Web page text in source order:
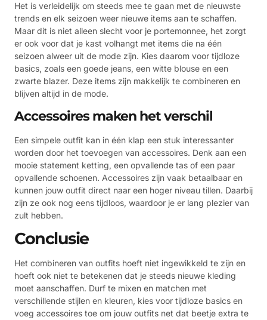
Het is verleidelijk om steeds mee te gaan met de nieuwste
trends en elk seizoen weer nieuwe items aan te schaffen.
Maar dit is niet alleen slecht voor je portemonnee, het zorgt
er ook voor dat je kast volhangt met items die na één
seizoen alweer uit de mode zijn. Kies daarom voor tijdloze
basics, zoals een goede jeans, een witte blouse en een
zwarte blazer. Deze items zijn makkelijk te combineren en
blijven altijd in de mode.
Accessoires maken het verschil
Een simpele outfit kan in één klap een stuk interessanter
worden door het toevoegen van accessoires. Denk aan een
mooie statement ketting, een opvallende tas of een paar
opvallende schoenen. Accessoires zijn vaak betaalbaar en
kunnen jouw outfit direct naar een hoger niveau tillen. Daarbij
zijn ze ook nog eens tijdloos, waardoor je er lang plezier van
zult hebben.
Conclusie
Het combineren van outfits hoeft niet ingewikkeld te zijn en
hoeft ook niet te betekenen dat je steeds nieuwe kleding
moet aanschaffen. Durf te mixen en matchen met
verschillende stijlen en kleuren, kies voor tijdloze basics en
voeg accessoires toe om jouw outfits net dat beetje extra te